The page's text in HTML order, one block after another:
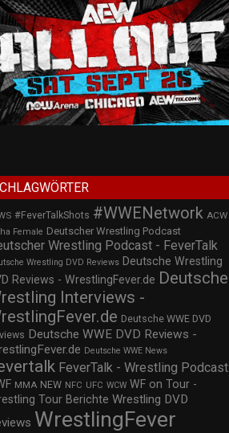
#FeverTalkShots #WWENetwork ACW
Female Deutscher Wrestling Podcast
Wrestling Podcast - FeverTalk
Wrestling DVD Reviews Deutsche Wrestling
Reviews - WrestlingFever.de Deutsche
Interviews -
Deutsche WWE DVD
Deutsche WWE DVD Reviews -
Deutsche WWE News
FeverTalk - Wrestling Podcast
MMA NEW NFC UFC WCW WF on Tour -
Tour Berichte Wrestling DVD
WrestlingFever